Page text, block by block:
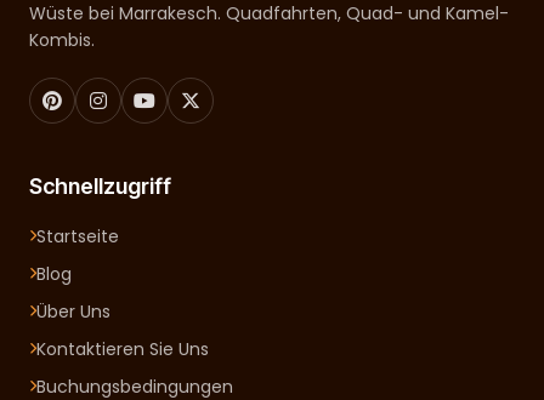
Wüste bei Marrakesch. Quadfahrten, Quad- und Kamel-
Kombis.
Schnellzugriff
Startseite
Blog
Über Uns
Kontaktieren Sie Uns
Buchungsbedingungen